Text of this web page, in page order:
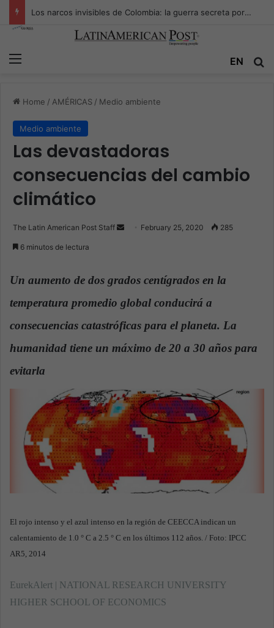
Los narcos invisibles de Colombia: la guerra secreta por la verdad, el poder y la nueva economía de la droga
EN
Home / AMÉRICAS / Medio ambiente
Medio ambiente
Las devastadoras
consecuencias del cambio
climático
The Latin American Post Staff
a
n
m
a
February 25, 2020 285
6 minutos de lectura
Un aumento de dos grados centígrados en la
temperatura promedio global conducirá a
consecuencias catastróficas para el planeta. La
humanidad tiene un máximo de 20 a 30 años para
evitarla
El rojo intenso y el azul intenso en la región de CEECCA indican un
calentamiento de 1.0 ° C a 2.5 ° C en los últimos 112 años. / Foto: IPCC
AR5, 2014
EurekAlert | NATIONAL RESEARCH UNIVERSITY
HIGHER SCHOOL OF ECONOMICS